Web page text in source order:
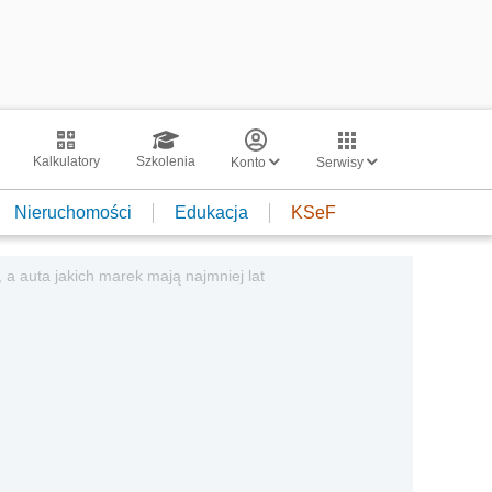
Kalkulatory Szkolenia Konto Serwisy
Nieruchomości Edukacja KSeF
auta jakich marek mają najmniej lat